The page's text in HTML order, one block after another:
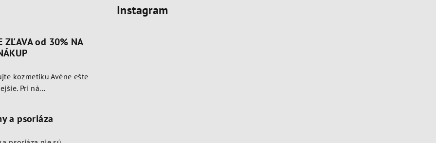
ZĽAVA od 30% NA
kozmetiku Avène ešte
Pri ná...
a psoriáza
Instagram